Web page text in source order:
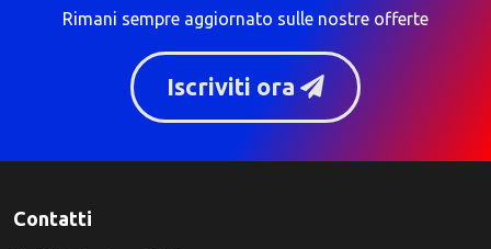
Rimani sempre aggiornato sulle nostre offerte
Iscriviti ora
Contatti